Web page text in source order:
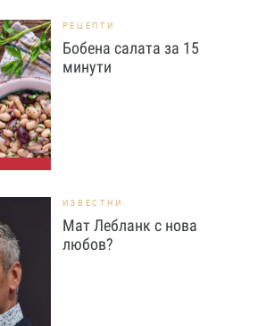
РЕЦЕПТИ
Бобена салата за 15
минути
ИЗВЕСТНИ
Мат Лебланк с нова
любов?